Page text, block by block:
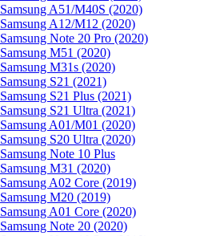
Samsung A51/M40S (2020)
Samsung A12/M12 (2020)
Samsung Note 20 Pro (2020)
Samsung M51 (2020)
Samsung M31s (2020)
Samsung S21 (2021)
Samsung S21 Plus (2021)
Samsung S21 Ultra (2021)
Samsung A01/M01 (2020)
Samsung S20 Ultra (2020)
Samsung Note 10 Plus
Samsung M31 (2020)
Samsung A02 Core (2019)
Samsung M20 (2019)
Samsung A01 Core (2020)
Samsung Note 20 (2020)